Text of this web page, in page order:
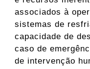
associados à
sistemas de
capacidade de
caso de
de intervenção